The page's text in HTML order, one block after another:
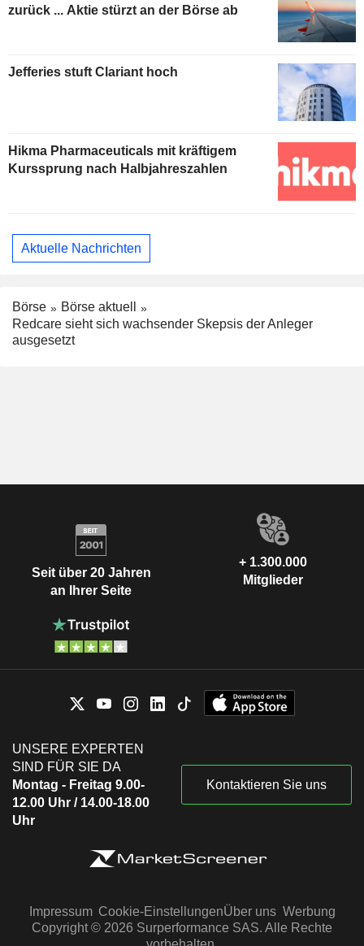
zurück ... Aktie stürzt an der Börse ab
Jefferies stuft Clariant hoch
Hikma Pharmaceuticals mit kräftigem
Kurssprung nach Halbjahreszahlen
Aktuelle Nachrichten
Börse
Börse aktuell
Redcare sieht sich wachsender Skepsis der Anleger
ausgesetzt
Seit über 20 Jahren
an Ihrer Seite
+ 1.300.000
Mitglieder
UNSERE EXPERTEN
SIND FÜR SIE DA
Montag - Freitag 9.00-
12.00 Uhr / 14.00-18.00
Uhr
Kontaktieren Sie uns
Impressum Cookie-EinstellungenÜber uns Werbung
Copyright © 2026 Surperformance SAS. Alle Rechte